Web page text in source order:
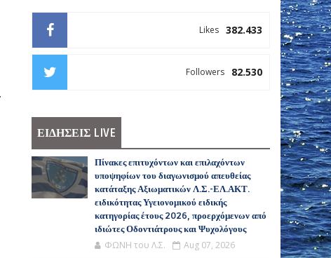
382.433
Likes
82.530
Followers
ΕΙΔΗΣΕΙΣ LIVE
Πίνακες επιτυχόντων και επιλαχόντων
υποψηφίων του διαγωνισμού απευθείας
κατάταξης Αξιωματικών Λ.Σ.-ΕΛ.ΑΚΤ.
ειδικότητας Υγειονομικού ειδικής
κατηγορίας έτους 2026, προερχόμενων από
ιδιώτες Οδοντιάτρους και Ψυχολόγους
ΦΩΝΗ του Λ.Σ. Aug 07, 2026